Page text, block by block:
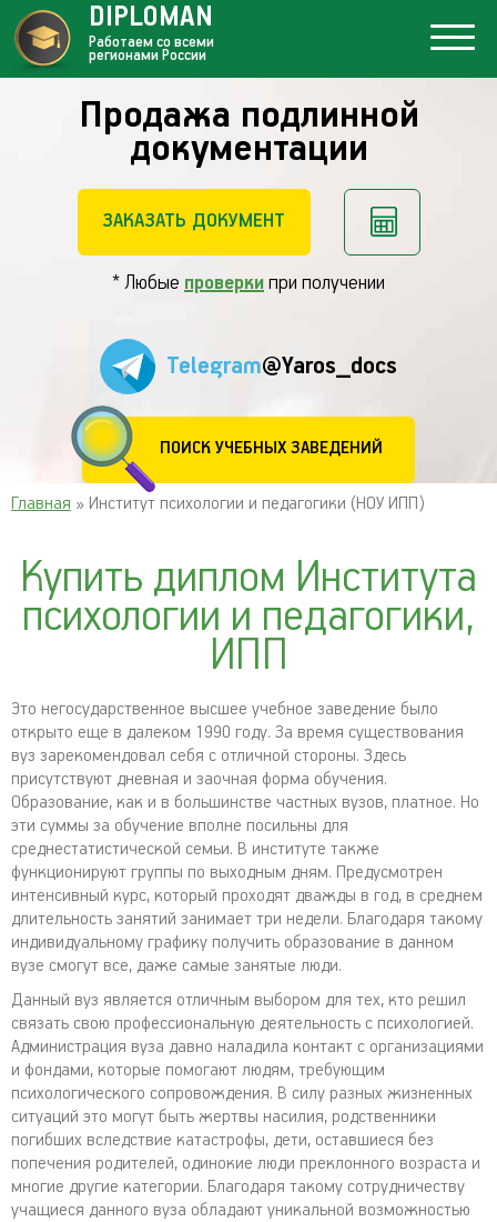
Продажа подлинной
документации
ЗАКАЗАТЬ ДОКУМЕНТ
* Любые проверки при получении
Telegram@Yaros_docs
ПОИСК УЧЕБНЫХ ЗАВЕДЕНИЙ
DIPLOMAN
Работаем со всеми
регионами России
Главная » Институт психологии и педагогики (НОУ ИПП)
Купить диплом Института
психологии и педагогики,
ИПП
Это негосударственное высшее учебное заведение было
открыто еще в далеком 1990 году. За время существования
вуз зарекомендовал себя с отличной стороны. Здесь
присутствуют дневная и заочная форма обучения.
Образование, как и в большинстве частных вузов, платное. Но
эти суммы за обучение вполне посильны для
среднестатистической семьи. В институте также
функционируют группы по выходным дням. Предусмотрен
интенсивный курс, который проходят дважды в год, в среднем
длительность занятий занимает три недели. Благодаря такому
индивидуальному графику получить образование в данном
вузе смогут все, даже самые занятые люди.
Данный вуз является отличным выбором для тех, кто решил
связать свою профессиональную деятельность с психологией.
Администрация вуза давно наладила контакт с организациями
и фондами, которые помогают людям, требующим
психологического сопровождения. В силу разных жизненных
ситуаций это могут быть жертвы насилия, родственники
погибших вследствие катастрофы, дети, оставшиеся без
попечения родителей, одинокие люди преклонного возраста и
многие другие категории. Благодаря такому сотрудничеству
учащиеся данного вуза обладают уникальной возможностью